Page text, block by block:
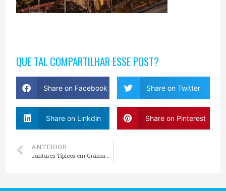
QUE TAL COMPARTILHAR ESSE POST?
Share on Facebook Share on Twitter
Share on Linkdin Share on Pinterest
ANTERIOR
Jantares Típicos em Gramado e Canela